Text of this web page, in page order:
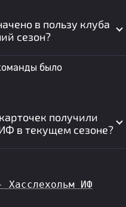
в пользу клуба
сезон?
было
получили
в текущем сезоне?
Хасслехольм ИФ